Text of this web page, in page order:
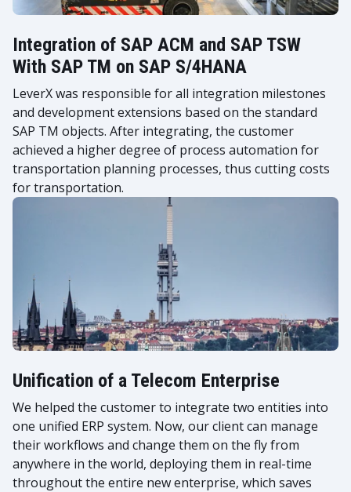
Integration of SAP ACM and SAP TSW
With SAP TM on SAP S/4HANA
LeverX was responsible for all integration milestones
and development extensions based on the standard
SAP TM objects. After integrating, the customer
achieved a higher degree of process automation for
transportation planning processes, thus cutting costs
for transportation.
Unification of a Telecom Enterprise
We helped the customer to integrate two entities into
one unified ERP system. Now, our client can manage
their workflows and change them on the fly from
anywhere in the world, deploying them in real-time
throughout the entire new enterprise, which saves